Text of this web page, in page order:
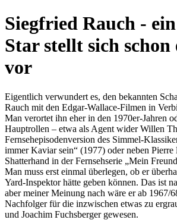
Siegfried Rauch -
Star stellt sich
vor
Eigentlich verwundert es, den bekannten
Rauch mit den Edgar-Wallace-Filmen in
Man verortet ihn eher in den 1970er-Jahren
Hauptrollen – etwa als Agent wider Willen
Fernsehepisodenversion des Simmel-
immer Kaviar sein“ (1977) oder neben Pierre
Shatterhand in der Fernsehserie „Mein
Man muss erst einmal überlegen, ob er
Yard-Inspektor hätte geben können. Das ist
aber meiner Meinung nach wäre er ab 1967/
Nachfolger für die inzwischen etwas zu
und Joachim Fuchsberger gewesen.